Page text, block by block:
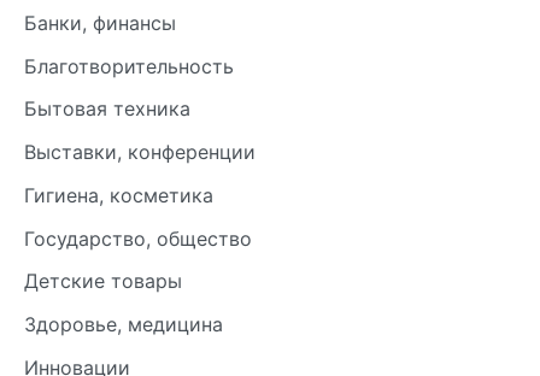
Банки, финансы
Благотворительность
Бытовая техника
Выставки, конференции
Гигиена, косметика
Государство, общество
Детские товары
Здоровье, медицина
Инновации